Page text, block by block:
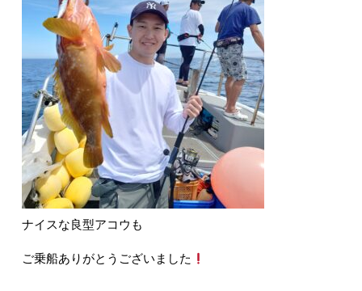
ナイスな良型アコウも
ご乗船ありがとうございました